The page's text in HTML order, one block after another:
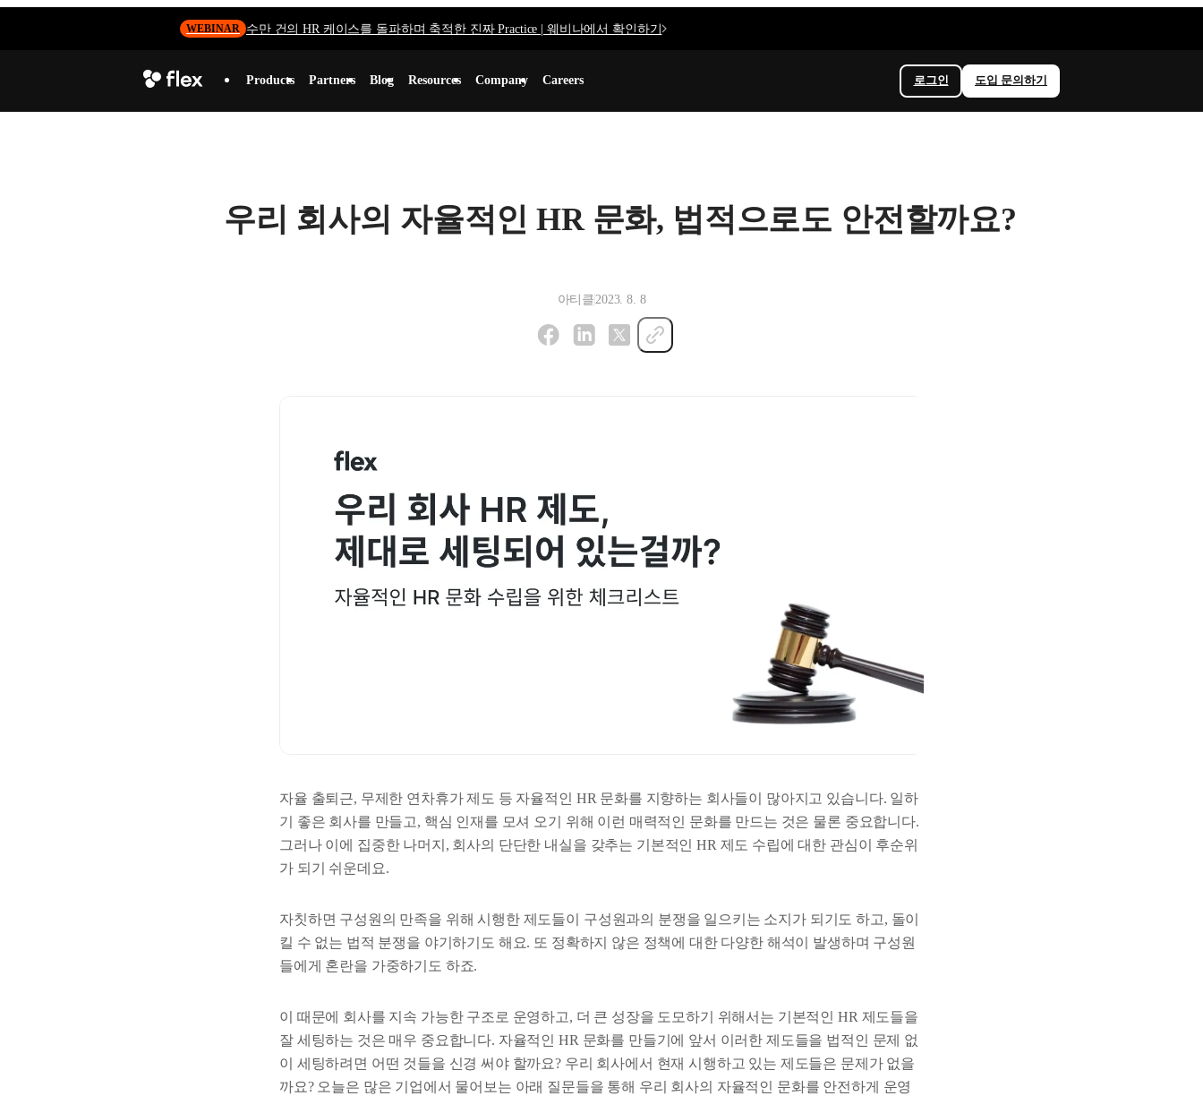
WEBINAR 수만 건의 HR 케이스를 돌파하며 축적한 진짜 Practice | 웨비나에서 확인하기
Products Partners Blog Resources Company Careers 로그인 도입 문의하기
우리 회사의 자율적인 HR 문화, 법적으로도 안전할까요?
아티클2023. 8. 8
자율 출퇴근, 무제한 연차휴가 제도 등 자율적인 HR 문화를 지향하는 회사들이 많아지고 있습니다. 일하
기 좋은 회사를 만들고, 핵심 인재를 모셔 오기 위해 이런 매력적인 문화를 만드는 것은 물론 중요합니다.
그러나 이에 집중한 나머지, 회사의 단단한 내실을 갖추는 기본적인 HR 제도 수립에 대한 관심이 후순위
가 되기 쉬운데요.
자칫하면 구성원의 만족을 위해 시행한 제도들이 구성원과의 분쟁을 일으키는 소지가 되기도 하고, 돌이
킬 수 없는 법적 분쟁을 야기하기도 해요. 또 정확하지 않은 정책에 대한 다양한 해석이 발생하며 구성원
들에게 혼란을 가중하기도 하죠.
이 때문에 회사를 지속 가능한 구조로 운영하고, 더 큰 성장을 도모하기 위해서는 기본적인 HR 제도들을
잘 세팅하는 것은 매우 중요합니다. 자율적인 HR 문화를 만들기에 앞서 이러한 제도들을 법적인 문제 없
이 세팅하려면 어떤 것들을 신경 써야 할까요? 우리 회사에서 현재 시행하고 있는 제도들은 문제가 없을
까요? 오늘은 많은 기업에서 물어보는 아래 질문들을 통해 우리 회사의 자율적인 문화를 안전하게 운영